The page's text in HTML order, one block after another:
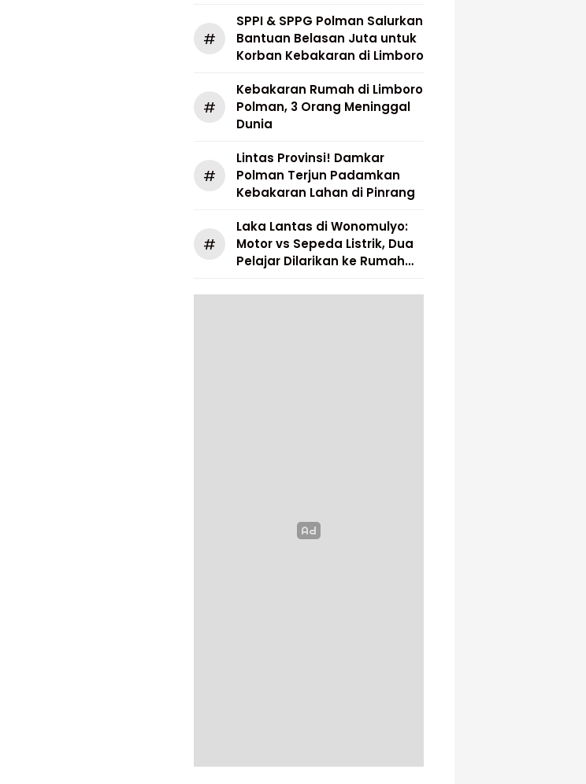
#
SPPI & SPPG Polman Salurkan
Bantuan Belasan Juta untuk
Korban Kebakaran di Limboro
#
Kebakaran Rumah di Limboro
Polman, 3 Orang Meninggal
Dunia
#
Lintas Provinsi! Damkar
Polman Terjun Padamkan
Kebakaran Lahan di Pinrang
#
Laka Lantas di Wonomulyo:
Motor vs Sepeda Listrik, Dua
Pelajar Dilarikan ke Rumah